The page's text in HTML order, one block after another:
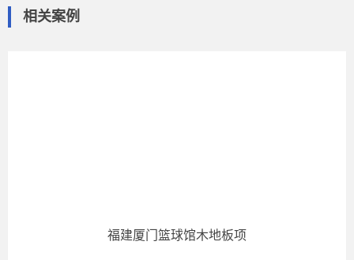
相关案例
福建厦门篮球馆木地板项